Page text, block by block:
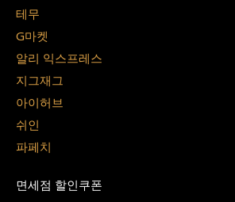
테무
G마켓
알리 익스프레스
지그재그
아이허브
쉬인
파페치
면세점 할인쿠폰